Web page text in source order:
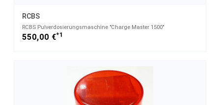
RCBS
RCBS Pulverdosierungsmaschine "Charge Master 1500"
550,00 €*1